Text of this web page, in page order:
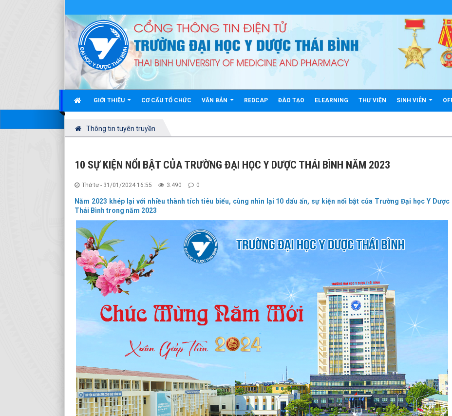
GIỚI THIỆU CƠ CẤU TỔ CHỨC VĂN BẢN REDCAP ĐÀO TẠO ELEARNING THƯ VIỆN SINH VIÊN
Thông tin tuyên truyền
10 SỰ KIỆN NỔI BẬT CỦA TRƯỜNG ĐẠI HỌC Y DƯỢC THÁI BÌNH NĂM 2023
Thứ tư - 31/01/2024 16:55 3.490 0
Năm 2023 khép lại với nhiều thành tích tiêu biểu, cùng nhìn lại 10 dấu ấn, sự kiện nổi bật của Trường Đại học Y Dược
Thái Bình trong năm 2023